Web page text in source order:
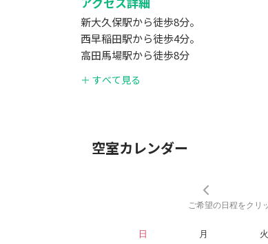
飲食店🍝コンビニ🍻ドンキーホテン徒
大変便利です😊✨
車でお越しの場合でも、コインパーキ
新大久保駅から徒歩8分。
西早稲田駅から徒歩4分。
高田馬場駅から徒歩8分
歌舞伎町まで徒歩10分。
＋ すべて見る
空室カレンダー
ご希望の日程をクリ
日 月 火